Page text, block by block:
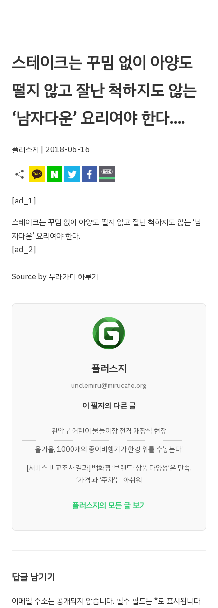
스테이크는 꾸밈 없이 아양도
떨지 않고 잘난 척하지도 않는
‘남자다운’ 요리여야 한다….
플러스지 | 2018-06-16
[ad_1]
스테이크는 꾸밈 없이 아양도 떨지 않고 잘난 척하지도 않는 ‘남
자다운’ 요리여야 한다.
[ad_2]
Source by 무라카미 하루키
플러스지
unclemiru@mirucafe.org
이 필자의 다른 글
관악구 어린이 물놀이장 전격 개장식 현장
올가을, 1000개의 종이비행기가 한강 위를 수놓는다!
[서비스 비교조사 결과] 백화점 ‘브랜드·상품 다양성’은 만족,
‘가격’과 ‘주차’는 아쉬워
플러스지의 모든 글 보기
답글 남기기
이메일 주소는 공개되지 않습니다. 필수 필드는*로 표시됩니다